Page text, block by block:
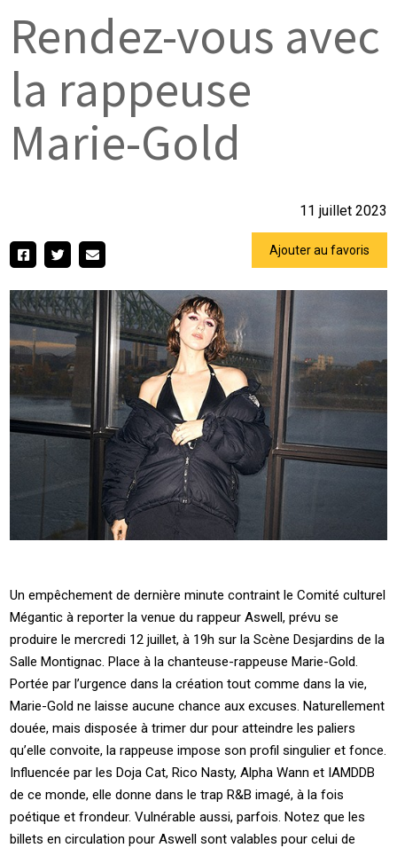
Rendez-vous avec
la rappeuse
Marie-Gold
11 juillet 2023
Ajouter au favoris
Un empêchement de dernière minute contraint le Comité culturel
Mégantic à reporter la venue du rappeur Aswell, prévu se
produire le mercredi 12 juillet, à 19h sur la Scène Desjardins de la
Salle Montignac. Place à la chanteuse-rappeuse Marie-Gold.
Portée par l’urgence dans la création tout comme dans la vie,
Marie-Gold ne laisse aucune chance aux excuses. Naturellement
douée, mais disposée à trimer dur pour atteindre les paliers
qu’elle convoite, la rappeuse impose son profil singulier et fonce.
Influencée par les Doja Cat, Rico Nasty, Alpha Wann et IAMDDB
de ce monde, elle donne dans le trap R&B imagé, à la fois
poétique et frondeur. Vulnérable aussi, parfois. Notez que les
billets en circulation pour Aswell sont valables pour celui de